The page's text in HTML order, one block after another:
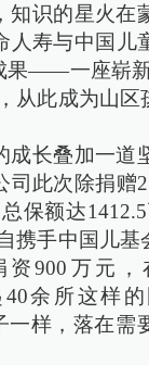
知识的星火在
人寿与中国儿
果——一座崭
从此成为山区
成长叠加一道
司此次除捐赠
保额达
携手中国儿基
资900万元，
40余所这样
样，落在需